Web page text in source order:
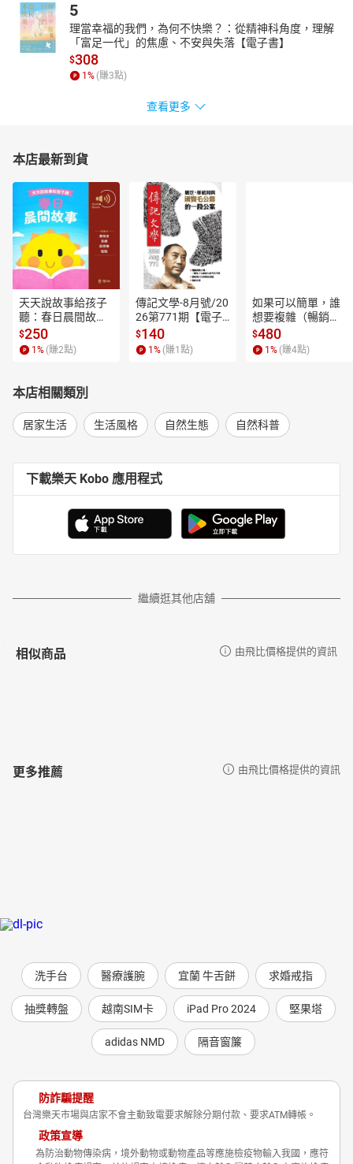
5
理當幸福的我們，為何不快樂？：從精神科角度，理解
「富足一代」的焦慮、不安與失落【電子書】
$308
1 % (賺3點)
查看更多
本店最新到貨
天天說故事給孩子
聽：春日晨間故事
【有聲書】
$250
1 % (賺2點)
傳記文學-8月號/20
26第771期【電子
書】
$140
1 % (賺1 點)
如果可以簡單，誰
想要複雜（暢銷經
典新編版）【電子
書】
$480
1 % (賺4點)
本店相關類別
居家生活 生活風格 自然生態 自然科普
下載樂天 Kobo 應用程式
繼續逛其他店舖
相似商品 由飛比價格提供的資訊
更多推薦 由飛比價格提供的資訊
洗手台 醫療護腕 宜蘭 牛舌餅 求婚戒指
抽獎轉盤 越南SIM卡 iPad Pro 2024 堅果塔
adidas NMD 隔音窗簾
防詐騙提醒
台灣樂天市場與店家不會主動致電要求解除分期付款、要求ATM轉帳。
政策宣導
為防治動物傳染病，境外動物或動物產品等應施檢疫物輸入我國，應符